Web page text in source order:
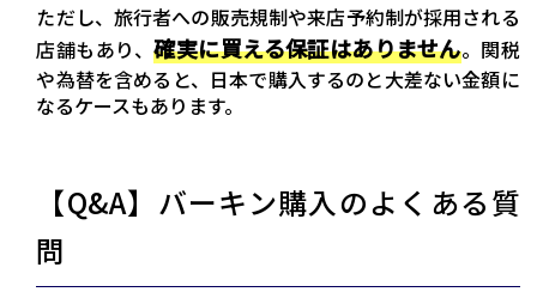
ただし、旅行者への販売規制や来店予約制が採用される
店舗もあり、確実に買える保証はありません。関税
や為替を含めると、日本で購入するのと大差ない金額に
なるケースもあります。
【Q&A】バーキン購入のよくある質
問